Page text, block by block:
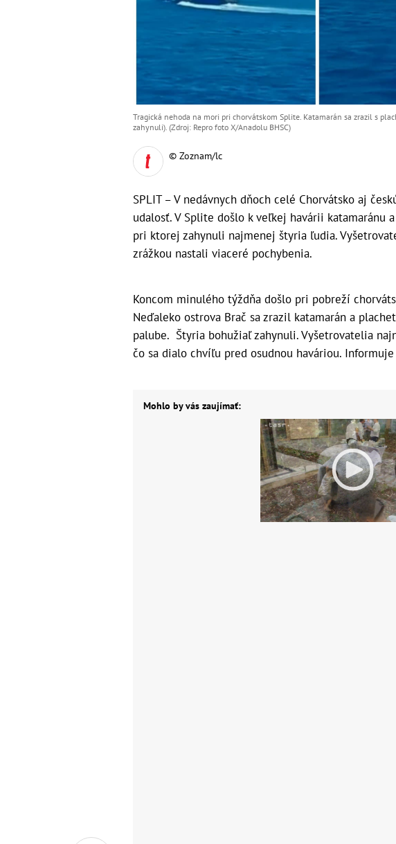
Tragická nehoda na mori pri chorvátskom Splite. Katamarán sa zrazil s
zahynuli). (Zdroj: Repro foto X/Anadolu BHSC)
© Zoznam/lc
SPLIT – V nedávnych dňoch celé Chorvátsko aj
udalosť. V Splite došlo k veľkej havárii katamaránu
pri ktorej zahynuli najmenej štyria ľudia.
zrážkou nastali viaceré pochybenia.
Koncom minulého týždňa došlo pri pobreží
Neďaleko ostrova Brač sa zrazil katamarán a
palube. Štyria bohužiaľ zahynuli. Vyšetrovatelia
čo sa dialo chvíľu pred osudnou haváriou.
Mohlo by vás zaujímať: